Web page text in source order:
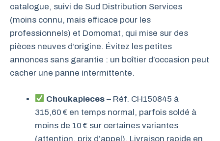
catalogue, suivi de Sud Distribution Services
(moins connu, mais efficace pour les
professionnels) et Domomat, qui mise sur des
pièces neuves d’origine. Évitez les petites
annonces sans garantie : un boîtier d’occasion peut
cacher une panne intermittente.
Choukapieces – Réf. CH150845 à
315,60 € en temps normal, parfois soldé à
moins de 10 € sur certaines variantes
(attention, prix d’appel). Livraison rapide en